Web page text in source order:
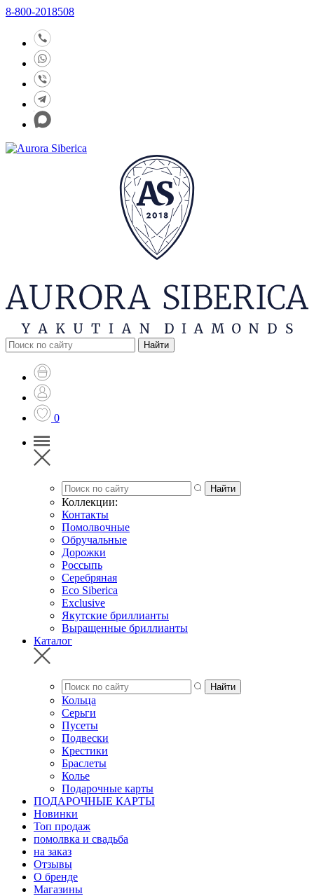
8-800-2018508
0
Коллекции:
Контакты
Помолвочные
Обручальные
Дорожки
Россыпь
Серебряная
Eco Siberica
Exclusive
Якутские бриллианты
Выращенные бриллианты
Каталог
Кольца
Серьги
Пусеты
Подвески
Крестики
Браслеты
Колье
Подарочные карты
ПОДАРОЧНЫЕ КАРТЫ
Новинки
Топ продаж
помолвка и свадьба
на заказ
Отзывы
О бренде
Магазины